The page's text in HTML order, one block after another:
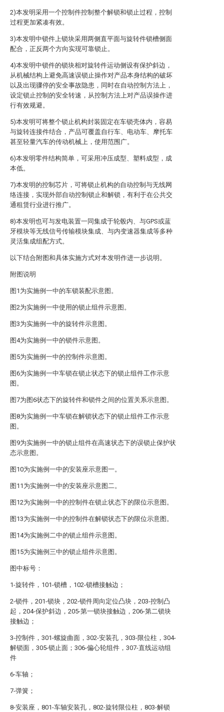
2)本发明采用一个控制件控制整个解锁和锁止过程，控制
过程更加紧凑有效。
3)本发明中锁件上锁块采用两侧直平面与旋转件锁槽侧面
配合，正反两个方向实现可靠锁止。
4)本发明中锁件的锁块相对旋转件运动侧设有保护斜边，
从机械结构上避免高速误锁止操作对产品本身结构的破坏
以及出现骤停的安全事故隐患，同时在自动控制方法上，
设定锁止控制的安全转速，从控制方法上对产品误操作进
行有效规避。
5)本发明可将整个锁止机构封装固定在车锁壳体内，容易
与旋转连接件结合，产品可覆盖自行车、电动车、摩托车
甚至轻量汽车的传动机械上，使用范围广。
6)本发明零件结构简单，可采用冲压成型、塑料成型，成
本低。
7)本发明的控制芯片，可将锁止机构的自动控制与无线网
络连接，实现外部自动控制锁止和解锁，有利于在公共交
通租赁行业进行推广。
8)本发明也可与发电装置一同集成于轮毂内、与GPS或蓝
牙模块等无线信号传输模块集成、与内变速器集成等多种
灵活集成组配方式。
以下结合附图和具体实施方式对本发明作进一步说明。
附图说明
图1为实施例一中的车锁装配示意图。
图2为实施例一中使用的锁止组件示意图。
图3为实施例一中的旋转件示意图。
图4为实施例一中的锁件示意图。
图5为实施例一中的控制件示意图。
图6为实施例一中车锁在锁止状态下的锁止组件工作示意
图。
图7为图6状态下的旋转件和锁件之间的位置关系示意图。
图8为实施例一中车锁在解锁状态下的锁止组件工作示意
图。
图9为实施例一中的锁止组件在高速状态下的误锁止保护状
态示意图。
图10为实施例一中的安装座示意图一。
图11为实施例一中的安装座示意图二。
图12为实施例一中的控制件在锁止状态下的限位示意图。
图13为实施例一中的控制件在解锁状态下的限位示意图。
图14为实施例二中的锁止组件示意图。
图15为实施例三中的锁止组件示意图。
图中标号：
1-旋转件，101-锁槽，102-锁槽接触边；
2-锁件，201-锁块，202-锁件周向定位凸块，203-控制凸
起，204-保护斜边，205-第一锁块接触边，206-第二锁块
接触边；
3-控制件，301-螺旋曲面，302-安装孔，303-限位柱，304-
解锁面，305-锁止面；306-偏心轮组件，307-直线运动组
件
6-车轴；
7-弹簧；
8-安装座，801-车轴安装孔，802-旋转限位柱，803-解锁